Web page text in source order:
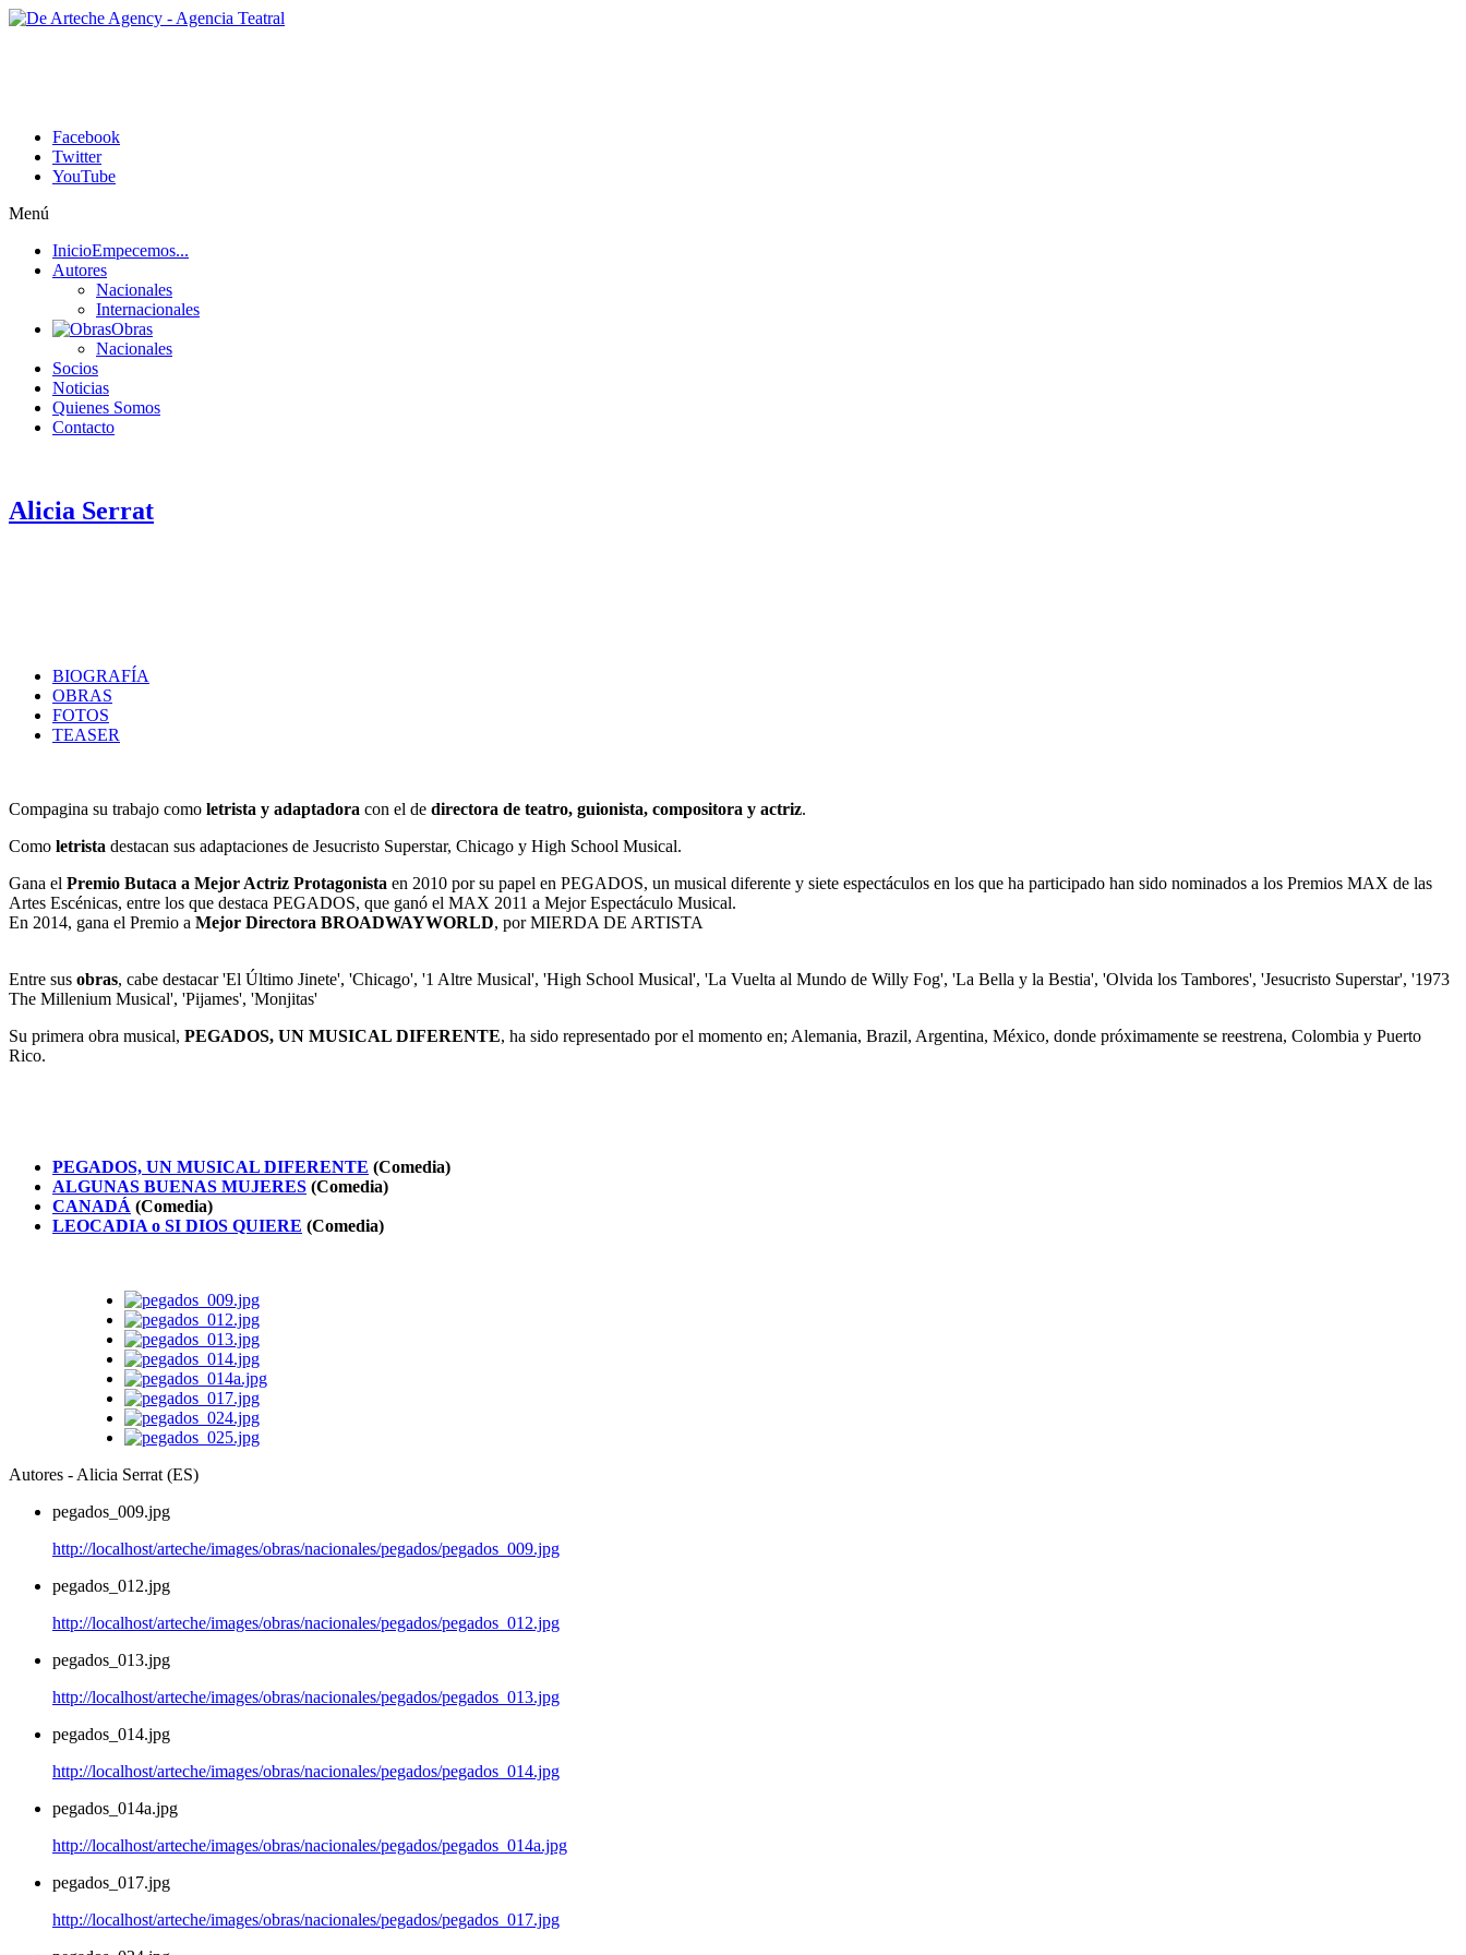
Facebook
Twitter
YouTube
Menú
InicioEmpecemos...
Autores
Nacionales
Internacionales
Obras
Nacionales
Socios
Noticias
Quienes Somos
Contacto
Alicia Serrat
BIOGRAFÍA
OBRAS
FOTOS
TEASER
Compagina su trabajo como letrista y adaptadora con el de directora de teatro, guionista, compositora y actriz.
Como letrista destacan sus adaptaciones de Jesucristo Superstar, Chicago y High School Musical.
Gana el Premio Butaca a Mejor Actriz Protagonista en 2010 por su papel en PEGADOS, un musical diferente y siete espectáculos en los que ha participado han sido nominados a los Premios MAX de las
Artes Escénicas, entre los que destaca PEGADOS, que ganó el MAX 2011 a Mejor Espectáculo Musical.
En 2014, gana el Premio a Mejor Directora BROADWAYWORLD, por MIERDA DE ARTISTA
Entre sus obras, cabe destacar 'El Último Jinete', 'Chicago', '1 Altre Musical', 'High School Musical', 'La Vuelta al Mundo de Willy Fog', 'La Bella y la Bestia', 'Olvida los Tambores', 'Jesucristo Superstar', '1973
The Millenium Musical', 'Pijames', 'Monjitas'
Su primera obra musical, PEGADOS, UN MUSICAL DIFERENTE, ha sido representado por el momento en; Alemania, Brazil, Argentina, México, donde próximamente se reestrena, Colombia y Puerto
Rico.
PEGADOS, UN MUSICAL DIFERENTE (Comedia)
ALGUNAS BUENAS MUJERES (Comedia)
CANADÁ (Comedia)
LEOCADIA o SI DIOS QUIERE (Comedia)
Autores - Alicia Serrat (ES)
pegados_009.jpg
http://localhost/arteche/images/obras/nacionales/pegados/pegados_009.jpg
pegados_012.jpg
http://localhost/arteche/images/obras/nacionales/pegados/pegados_012.jpg
pegados_013.jpg
http://localhost/arteche/images/obras/nacionales/pegados/pegados_013.jpg
pegados_014.jpg
http://localhost/arteche/images/obras/nacionales/pegados/pegados_014.jpg
pegados_014a.jpg
http://localhost/arteche/images/obras/nacionales/pegados/pegados_014a.jpg
pegados_017.jpg
http://localhost/arteche/images/obras/nacionales/pegados/pegados_017.jpg